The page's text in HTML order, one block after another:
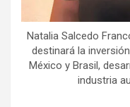
Natalia Salcedo
destinará la
México y Brasil,
industria